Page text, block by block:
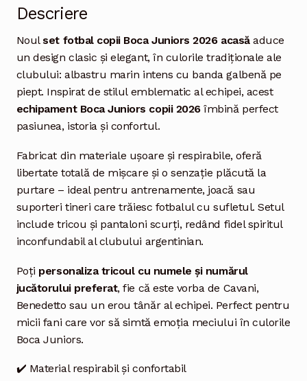
Descriere
Noulset fotbal copii Boca Juniors 2026 acasăaduce
un design clasic și elegant, în culorile tradiționale ale
clubului: albastru marin intens cu banda galbenă pe
piept. Inspirat de stilul emblematic al echipei, acest
echipament Boca Juniors copii 2026îmbină perfect
pasiunea, istoria și confortul.
Fabricat din materiale ușoare și respirabile, oferă
libertate totală de mișcare și o senzație plăcută la
purtare – ideal pentru antrenamente, joacă sau
suporteri tineri care trăiesc fotbalul cu sufletul. Setul
include tricou și pantaloni scurți, redând fidel spiritul
inconfundabil al clubului argentinian.
Poți personaliza tricoul cu numele și numărul
jucătorului preferat, fie că este vorba de Cavani,
Benedetto sau un erou tânăr al echipei. Perfect pentru
micii fani care vor să simtă emoția meciului în culorile
Boca Juniors.
✔️ Material respirabil și confortabil